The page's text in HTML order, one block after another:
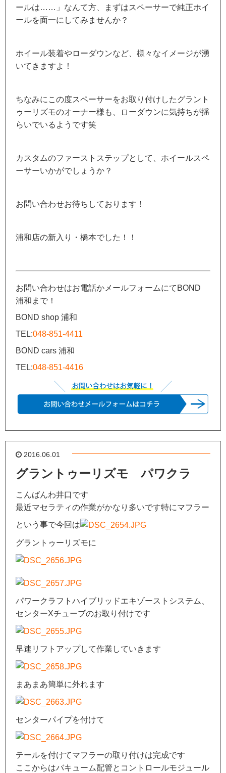
ールは……」なんて方、まずはスペーサーで純正ホイ
ールを面一にしてみませんか？
ホイール装着やローダウンなど、様々なイメージが湧
いてきますよ！
ちなみにこの度スペーサーをお取り付けしたグラント
ゥーリズモのオーナー様も、ローダウンに気持ちが揺
らいでいるようです笑
カスタムのファーストステップとして、ホイールスペ
ーサーいかがでしょうか？
お問い合わせお待ちしております！
浦和店の新入り・橋本でした！！
お問い合わせはお電話かメールフォームにてBOND
浦和まで！
BOND shop 浦和
TEL:048-851-4411
BOND cars 浦和
TEL:048-851-4416
2016.06.01
グラントゥーリズモ パワクラ
こんばんわ井口です
最近マセラティの作業がかなり多いです特にマフラー
という事で今回は
グラントゥーリズモに
パワークラフトハイブリッドエキゾーストシステム、
センターXチューブのお取り付けです
早速リフトアップして作業していきます
まあまあ簡単に外れます
センターパイプを付けて
テールを付けてマフラーの取り付けは完成です
ここからはバキューム配管とコントロールモジュール